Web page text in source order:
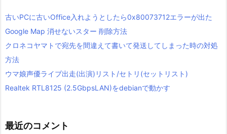
古いPCに古いOffice入れようとしたら0x80073712エラーが出た
Google Map 消せないスター 削除方法
クロネコヤマトで宛先を間違えて書いて発送してしまった時の対処
方法
ウマ娘声優ライブ出走(出演)リスト/セトリ(セットリスト)
Realtek RTL8125 (2.5GbpsLAN)をdebianで動かす
最近のコメント